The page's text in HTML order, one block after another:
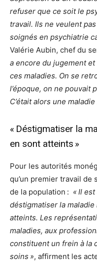
refuser que ce soit le
travail. Ils ne veulent
soignés en psychiatrie
Valérie Aubin, chef du
a encore du jugement
ces maladies. On se
l’époque, on ne pouvait
C’était alors une
« Déstigmatiser la
en sont atteints »
Pour les autorités
qu’un premier travail
de la population : « Il
déstigmatiser la
atteints. Les
maladies, aux
constituent un frein à la
soins », affirment les